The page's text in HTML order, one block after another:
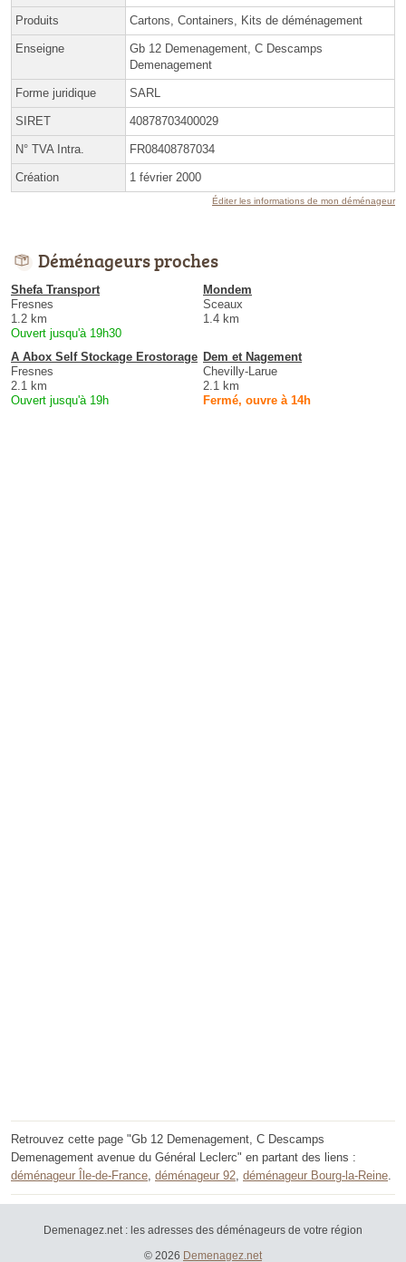
Produits Cartons, Containers, Kits de déménagement
Enseigne
Gb 12 Demenagement, C Descamps
Demenagement
Forme juridique SARL
SIRET 40878703400029
N° TVA Intra. FR08408787034
Création 1 février 2000
Éditer les informations de mon déménageur
Déménageurs proches
Shefa Transport
Fresnes
1.2 km
Ouvert jusqu'à 19h30
Mondem
Sceaux
1.4 km
A Abox Self Stockage Erostorage
Fresnes
2.1 km
Ouvert jusqu'à 19h
Dem et Nagement
Chevilly-Larue
2.1 km
Fermé, ouvre à 14h
Retrouvez cette page "Gb 12 Demenagement, C Descamps
Demenagement avenue du Général Leclerc" en partant des liens :
déménageur Île-de-France déménageur 92 déménageur Bourg-la-Reine
Demenagez.net : les adresses des déménageurs de votre région
© 2026 Demenagez.net